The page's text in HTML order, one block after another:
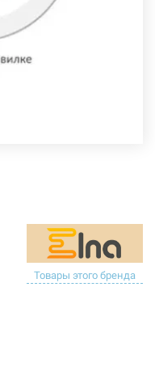
Товары этого бренда